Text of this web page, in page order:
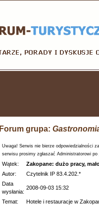
Forum grupa:
Uwaga! Serwis nie bierze odpowiedzialności
serwisu prosimy zgłaszać Administratorowi
Wątek:
Zakopane: dużo pracy,
Autor:
Czytelnik IP 83.4.202.*
Data
wysłania:
2008-09-03 15:32
Temat:
Hotele i restauracje w